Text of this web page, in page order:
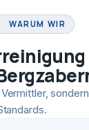
WARUM WIR